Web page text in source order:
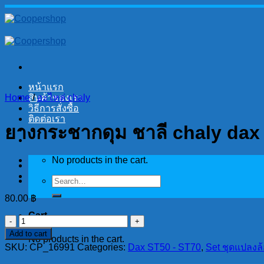
Skip
to
หน้าแรก
สินค้าของเรา
วิธีการสั่งซื้อ
ติดต่อเรา
No products in the cart.
Search
for:
Cart
No products in the cart.
Home / อะไหล่ chaly
ยางกระชากดุม ชาลี chaly dax
80.00฿
ยาง
กระชาก
ดุม
Add to cart
SKU: CP_16991 Categories: Dax ST50 - ST70, Set ชุดแปลง